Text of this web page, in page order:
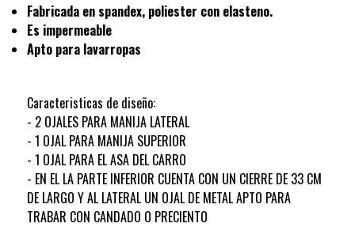
Fabricada en spandex, poliester con elasteno.
Es impermeable
Apto para lavarropas
Caracteristicas de diseño:
- 2 OJALES PARA MANIJA LATERAL
- 1 OJAL PARA MANIJA SUPERIOR
- 1 OJAL PARA EL ASA DEL CARRO
- EN EL LA PARTE INFERIOR CUENTA CON UN CIERRE DE 33 CM
DE LARGO Y AL LATERAL UN OJAL DE METAL APTO PARA
TRABAR CON CANDADO O PRECIENTO